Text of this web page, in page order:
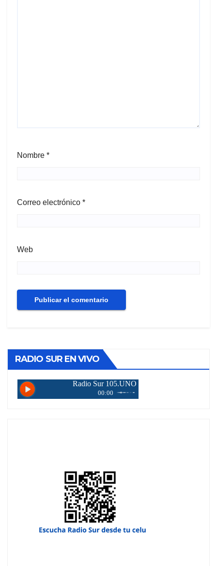
Nombre *
Correo electrónico *
Web
RADIO SUR EN VIVO